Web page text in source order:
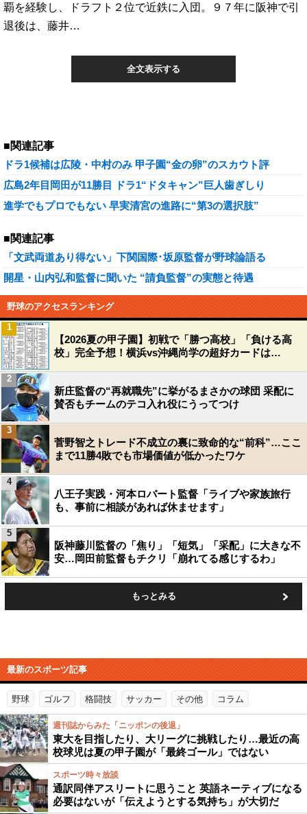
覇を経験し、ドラフト２位で近鉄に入団。９７年に阪神で引
退後は、藤井…
全文表示する
■関連記事
ドラ1候補は広陵・中村のみ 甲子園“金の卵”のスカウト評
広島2年目岡田が11勝目 ドラ1“ドタキャン”巨人歯ぎしり
進学でもプロでもない 早実清宮の進路に“第3の選択肢”
■関連記事
「文武両道あり得ない」下関国際･坂原監督が野球論語る
開星・山内弘和監督に聞いた “請負監督”の実態と待遇
野球のアクセスランキング
【2026夏の甲子園】初戦で「勝つ高校」「負ける高
校」完全予想！横浜vs沖縄尚学の超好カードは…
1
新庄監督の“再就職先”に挙がるまさかの球団 采配に
賛否もチームのテコ入れ役にうってつけ
2
菅野智之トレード不成立の裏に致命的な“前科”…ここ
まで11勝4敗でも市場価値が低かったワケ
3
八王子実践・河本ロバート監督「ライブや家族旅行
も、事前に相談があれば休ませます」
4
阪神藤川監督の「焦り」「短気」「采配」に大きな不
安…岡田前監督もチクリ「崩れてる感じするわ」
5
もっとみる
最新のスポーツ記事
野球 ゴルフ 格闘技 サッカー その他 コラム
週刊誌からみた「ニッポンの後退」
東大を目指したり、大リーグに挑戦したり…最近の高
校球児は夏の甲子園が「最終ゴール」ではない
スポーツ時々放談
通訳同伴アスリートに思うこと 英語ネーティブになる
必要はないが「伝えようとする気持ち」が大切だ